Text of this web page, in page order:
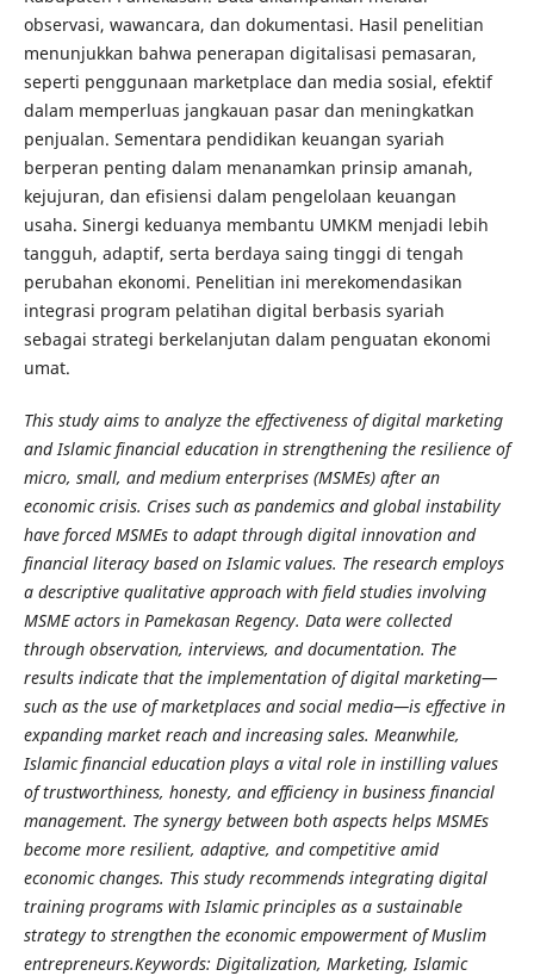
observasi, wawancara, dan dokumentasi. Hasil penelitian
menunjukkan bahwa penerapan digitalisasi pemasaran,
seperti penggunaan marketplace dan media sosial, efektif
dalam memperluas jangkauan pasar dan meningkatkan
penjualan. Sementara pendidikan keuangan syariah
berperan penting dalam menanamkan prinsip amanah,
kejujuran, dan efisiensi dalam pengelolaan keuangan
usaha. Sinergi keduanya membantu UMKM menjadi lebih
tangguh, adaptif, serta berdaya saing tinggi di tengah
perubahan ekonomi. Penelitian ini merekomendasikan
integrasi program pelatihan digital berbasis syariah
sebagai strategi berkelanjutan dalam penguatan ekonomi
umat.
This study aims to analyze the effectiveness of digital marketing
and Islamic financial education in strengthening the resilience of
micro, small, and medium enterprises (MSMEs) after an
economic crisis. Crises such as pandemics and global instability
have forced MSMEs to adapt through digital innovation and
financial literacy based on Islamic values. The research employs
a descriptive qualitative approach with field studies involving
MSME actors in Pamekasan Regency. Data were collected
through observation, interviews, and documentation. The
results indicate that the implementation of digital marketing—
such as the use of marketplaces and social media—is effective in
expanding market reach and increasing sales. Meanwhile,
Islamic financial education plays a vital role in instilling values
of trustworthiness, honesty, and efficiency in business financial
management. The synergy between both aspects helps MSMEs
become more resilient, adaptive, and competitive amid
economic changes. This study recommends integrating digital
training programs with Islamic principles as a sustainable
strategy to strengthen the economic empowerment of Muslim
entrepreneurs.Keywords: Digitalization, Marketing, Islamic